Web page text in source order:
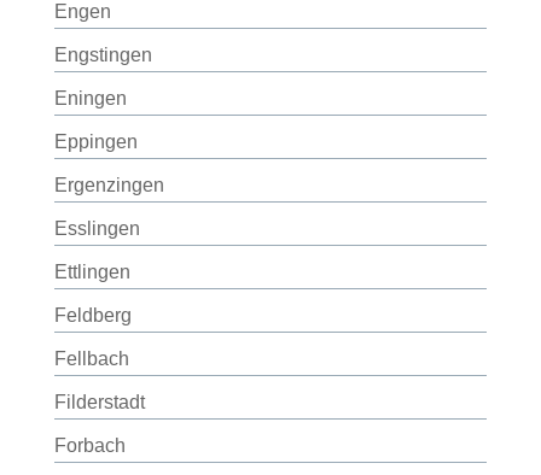
Engen
Engstingen
Eningen
Eppingen
Ergenzingen
Esslingen
Ettlingen
Feldberg
Fellbach
Filderstadt
Forbach